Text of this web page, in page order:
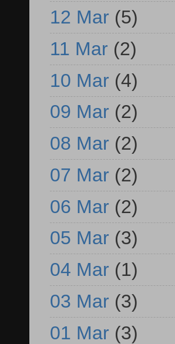
12 Mar (5)
11 Mar (2)
10 Mar (4)
09 Mar (2)
08 Mar (2)
07 Mar (2)
06 Mar (2)
05 Mar (3)
04 Mar (1)
03 Mar (3)
01 Mar (3)